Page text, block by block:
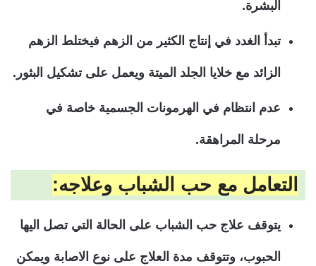
البشرة.
تبدأ الغدد في إنتاج الكثير من الزهم فيختلط الزهم
الزائد مع خلايا الجلد الميتة ويعمل على تشكيل البثور.
عدم انتظام في الهرمونات الجسمية خاصة في
مرحلة المراهقة.
التعامل مع حب الشباب وعلاجه:
يتوقف علاج حب الشباب على الحالة التي تصل اليها
الحبوب، وتتوقف مدة العلاج على نوع الاصابة ويمكن